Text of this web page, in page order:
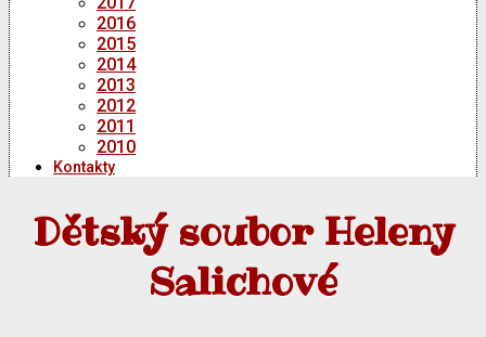
2016
2015
2014
2013
2012
2011
2010
Kontakty
Dětský soubor Heleny
Salichové